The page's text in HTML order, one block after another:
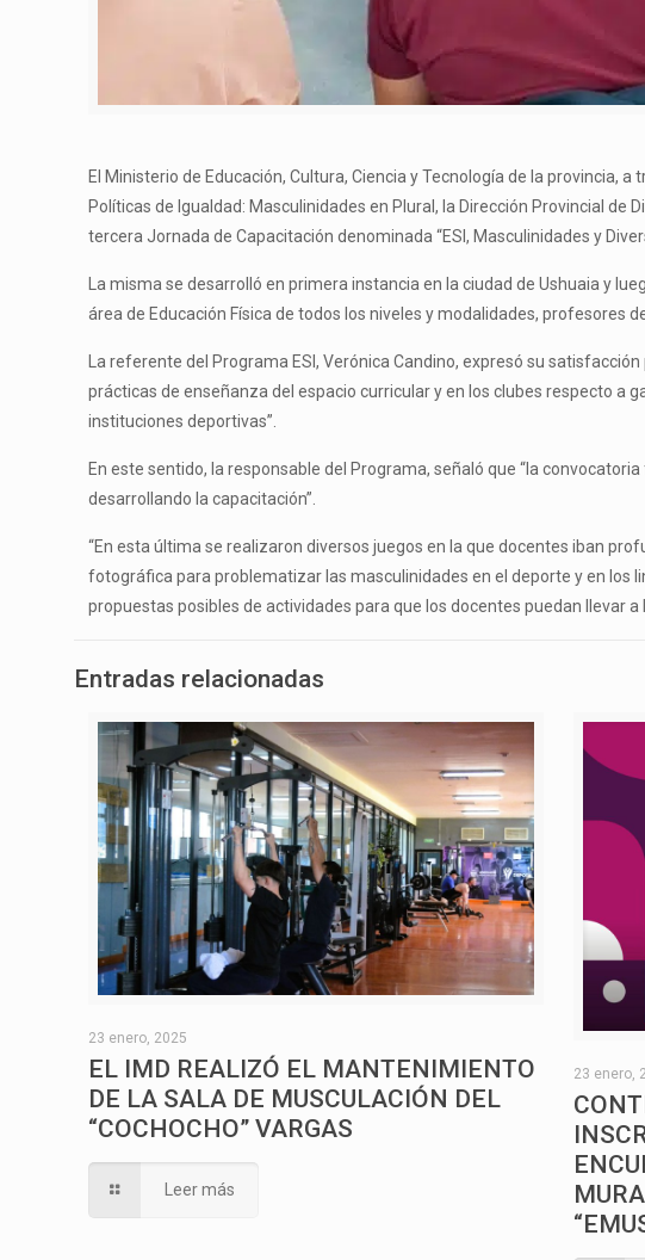
El Ministerio de Educación, Cultura, Ciencia y Tecnología de la provincia,
Políticas de Igualdad: Masculinidades en Plural, la Dirección Provincial
tercera Jornada de Capacitación denominada “ESI, Masculinidades y
La misma se desarrolló en primera instancia en la ciudad de Ushuaia y
área de Educación Física de todos los niveles y modalidades, profesores
La referente del Programa ESI, Verónica Candino, expresó su
prácticas de enseñanza del espacio curricular y en los clubes respecto a
instituciones deportivas”.
En este sentido, la responsable del Programa, señaló que “la
desarrollando la capacitación”.
“En esta última se realizaron diversos juegos en la que docentes iban
fotográfica para problematizar las masculinidades en el deporte y en los
propuestas posibles de actividades para que los docentes puedan llevar a
Entradas relacionadas
23 enero, 2025
EL IMD REALIZÓ EL MANTENIMIENTO
DE LA SALA DE MUSCULACIÓN DEL
“COCHOCHO” VARGAS
Leer más
23 enero,